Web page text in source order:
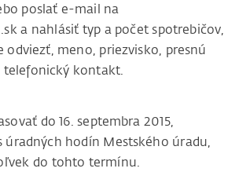
poslať e-mail na
a nahlásiť typ a počet spotrebičov,
meno, priezvisko, presnú
telefonický kontakt.
do 16. septembra 2015,
úradných hodín Mestského úradu,
do tohto termínu.